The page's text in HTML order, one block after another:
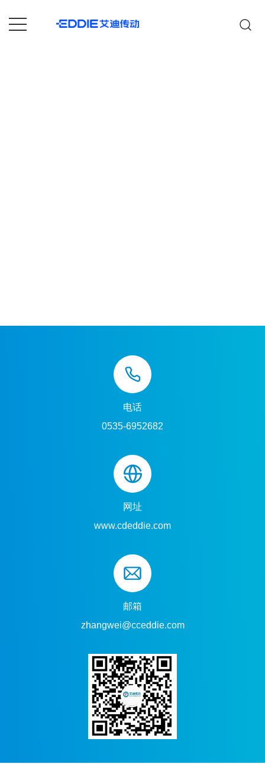
电话
0535-6952682
网址
www.cdeddie.com
邮箱
zhangwei@cceddie.com